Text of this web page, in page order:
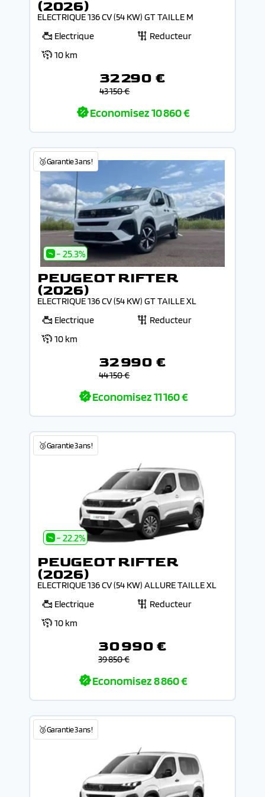
(2026)
ELECTRIQUE 136 CV (54 KW) GT TAILLE M
Electrique
Reducteur
10 km
32 290 €
43 150 €
Economisez10 860 €
🥉Garantie 3 ans !
- 25.3%
PEUGEOT RIFTER
(2026)
ELECTRIQUE 136 CV (54 KW) GT TAILLE XL
Electrique
Reducteur
10 km
32 990 €
44 150 €
Economisez11 160 €
🥉Garantie 3 ans !
- 22.2%
PEUGEOT RIFTER
(2026)
ELECTRIQUE 136 CV (54 KW) ALLURE TAILLE XL
Electrique
Reducteur
10 km
30 990 €
39 850 €
Economisez8 860 €
🥉Garantie 3 ans !